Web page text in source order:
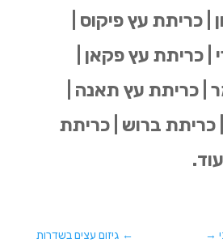
| כריתת עץ פיקוס |
| כריתת עץ פקאן |
| כריתת עץ תאנה |
כריתת ברוש | כריתת
← גיזום עצים בשדרות →